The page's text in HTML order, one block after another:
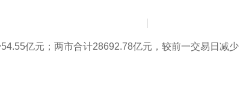
亿元；两市合计28692.78亿元，较前一交易日减少